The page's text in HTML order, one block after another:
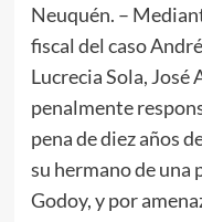
Neuquén. –
fiscal del caso
Lucrecia Sola,
penalmente
pena de diez años
su hermano de una
Godoy, y por